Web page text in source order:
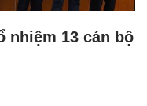
nhiệm 13 cán bộ